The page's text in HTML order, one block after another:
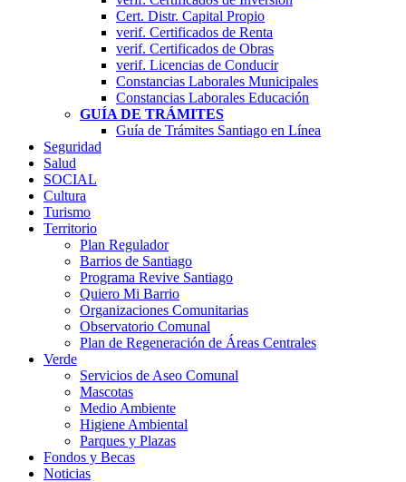
Cert. Distr. Capital Propio
verif. Certificados de Renta
verif. Certificados de Obras
verif. Licencias de Conducir
Constancias Laborales Municipales
Constancias Laborales Educación
GUÍA DE TRÁMITES
Guía de Trámites Santiago en Línea
Seguridad
Salud
SOCIAL
Cultura
Turismo
Territorio
Plan Regulador
Barrios de Santiago
Programa Revive Santiago
Quiero Mi Barrio
Organizaciones Comunitarias
Observatorio Comunal
Plan de Regeneración de Áreas Centrales
Verde
Servicios de Aseo Comunal
Mascotas
Medio Ambiente
Higiene Ambiental
Parques y Plazas
Fondos y Becas
Noticias